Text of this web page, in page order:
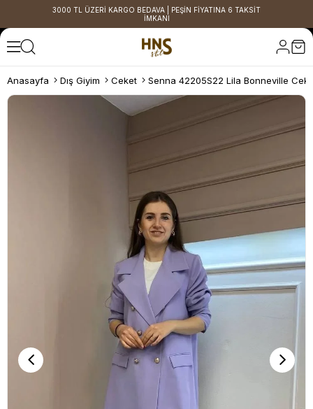
3000 TL ÜZERİ KARGO BEDAVA | PEŞİN FİYATINA 6 TAKSİT
İMKANI
Anasayfa Dış Giyim Ceket Senna 42205S22 Lila Bonneville